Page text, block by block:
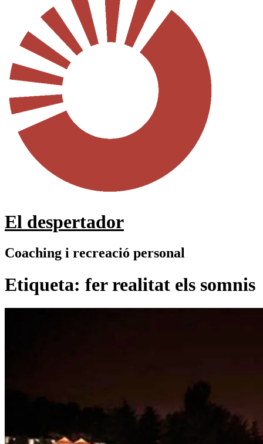
El despertador
Coaching i recreació personal
Etiqueta: fer realitat els somnis